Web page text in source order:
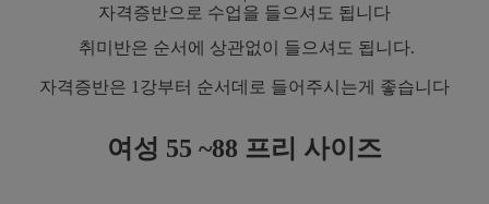
'
자격증반으로 수업을 들으셔도 됩니다
취미반은 순서에 상관없이 들으셔도 됩니다.
자격증반은 1강부터 순서데로 들어주시는게 좋습니다
여성 55 ~88 프리 사이즈